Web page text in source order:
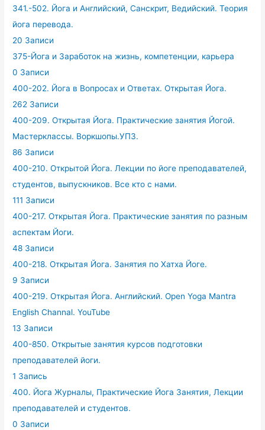
341.-502. Йога и Английский, Санскрит, Ведийский. Теория
йога перевода.
20 Записи
375-Йога и Заработок на жизнь, компетенции, карьера
0 Записи
400-202. Йога в Вопросах и Ответах. Открытая Йога.
262 Записи
400-209. Открытая Йога. Практические занятия Йогой.
Мастерклассы. Воркшопы.УПЗ.
86 Записи
400-210. Открытой Йога. Лекции по йоге преподавателей,
студентов, выпускников. Все кто с нами.
111 Записи
400-217. Открытая Йога. Практические занятия по разным
аспектам Йоги.
48 Записи
400-218. Открытая Йога. Занятия по Хатха Йоге.
9 Записи
400-219. Открытая Йога. Английский. Open Yoga Mantra
English Channal. YouTube
13 Записи
400-850. Открытые занятия курсов подготовки
преподавателей йоги.
1 Запись
400. Йога Журналы, Практические Йога Занятия, Лекции
преподавателей и студентов.
0 Записи